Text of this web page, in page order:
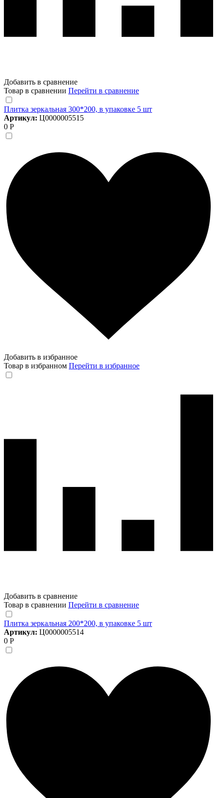
Добавить в сравнение
Товар в сравнении Перейти в сравнение
Плитка зеркальная 300*200, в упаковке 5 шт
Артикул: Ц0000005515
0 Р
Добавить в избранное
Товар в избранном Перейти в избранное
Добавить в сравнение
Товар в сравнении Перейти в сравнение
Плитка зеркальная 200*200, в упаковке 5 шт
Артикул: Ц0000005514
0 Р